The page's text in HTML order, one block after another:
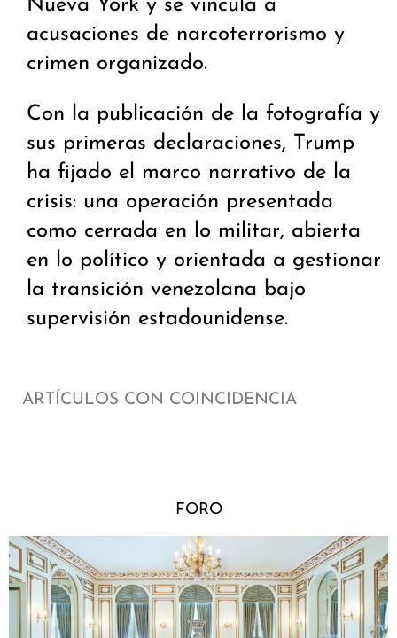
Nueva York y se vincula a
acusaciones de narcoterrorismo y
crimen organizado.
Con la publicación de la fotografía y
sus primeras declaraciones, Trump
ha fijado el marco narrativo de la
crisis: una operación presentada
como cerrada en lo militar, abierta
en lo político y orientada a gestionar
la transición venezolana bajo
supervisión estadounidense.
ARTÍCULOS CON COINCIDENCIA
FORO